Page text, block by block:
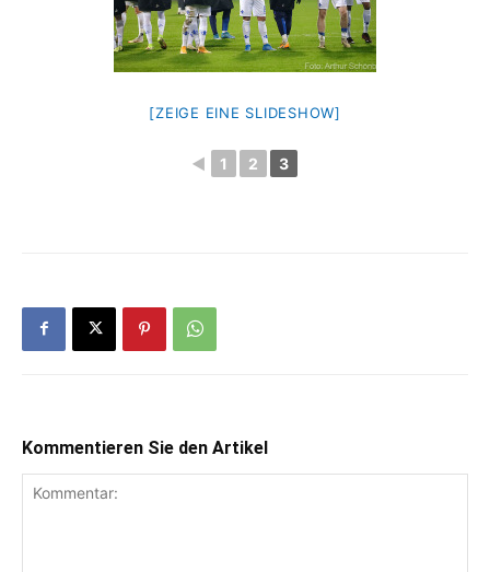
[ZEIGE EINE SLIDESHOW]
◄ 1 2 3
Kommentieren Sie den Artikel